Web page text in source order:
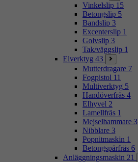
Vinkelslip 15
Betongslip 5
Bandslip 3
Excenterslip 1
Golvslip 3
Tak/väggslip 1
Elverktyg 43
Mutterdragare 7
Fogpistol 11
Multiverktyg 5
Handöverfräs 4
Elhyvel 2
Lamellfräs 1
Mejselhammare 3
Nibblare 3
Popnitmaskin 1
Betongspårfräs 6
Anläggningsmaskin 21